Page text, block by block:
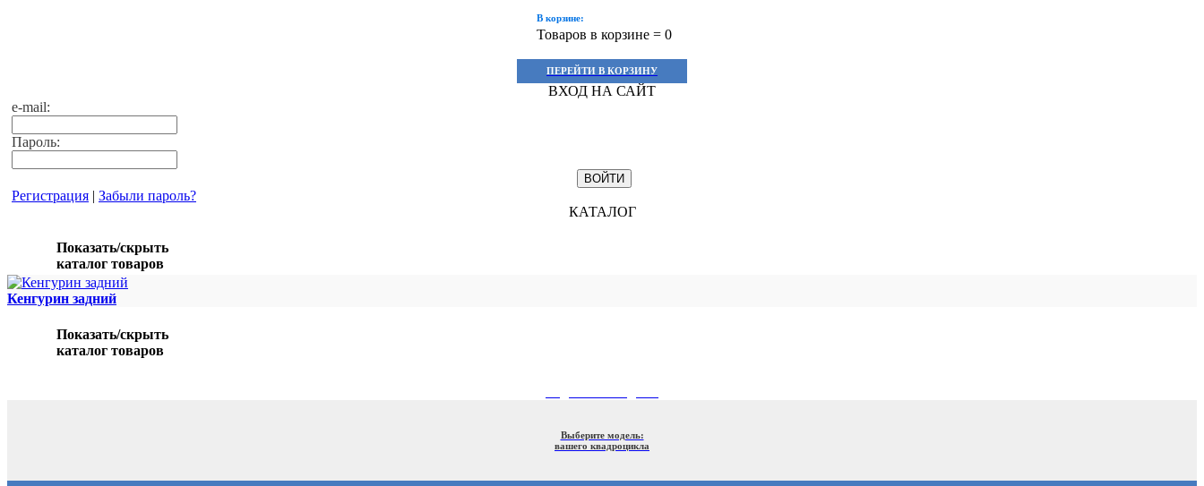
В корзине:
Товаров в корзине = 0
ПЕРЕЙТИ В КОРЗИНУ
ВХОД НА САЙТ
e-mail:
Пароль:
Регистрация | Забыли пароль?
КАТАЛОГ
Показать/скрыть
каталог товаров
Кенгурин задний
Показать/скрыть
каталог товаров
Выберите модель:
вашего квадроцикла